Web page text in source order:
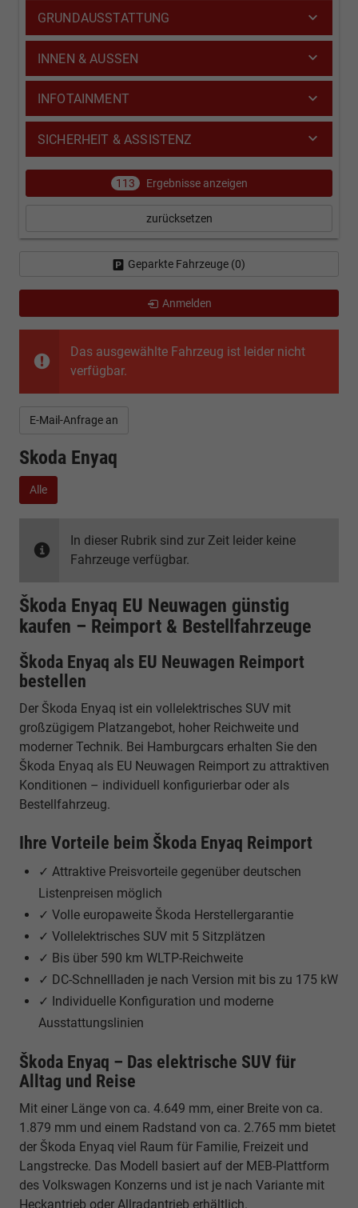
Das ausgewählte Fahrzeug ist leider nicht
verfügbar.
E-Mail-Anfrage an
Skoda Enyaq
Alle
In dieser Rubrik sind zur Zeit leider keine
Fahrzeuge verfügbar.
Škoda Enyaq EU Neuwagen günstig
kaufen – Reimport & Bestellfahrzeuge
Škoda Enyaq als EU Neuwagen Reimport
bestellen
Der Škoda Enyaq ist ein vollelektrisches SUV mit
großzügigem Platzangebot, hoher Reichweite und
moderner Technik. Bei Hamburgcars erhalten Sie den
Škoda Enyaq als EU Neuwagen Reimport zu attraktiven
Konditionen – individuell konfigurierbar oder als
Bestellfahrzeug.
Ihre Vorteile beim Škoda Enyaq Reimport
✓ Attraktive Preisvorteile gegenüber deutschen
Listenpreisen möglich
✓ Volle europaweite Škoda Herstellergarantie
✓ Vollelektrisches SUV mit 5 Sitzplätzen
✓ Bis über 590 km WLTP-Reichweite
✓ DC-Schnellladen je nach Version mit bis zu 175 kW
✓ Individuelle Konfiguration und moderne
Ausstattungslinien
Škoda Enyaq – Das elektrische SUV für
Alltag und Reise
Mit einer Länge von ca. 4.649 mm, einer Breite von ca.
1.879 mm und einem Radstand von ca. 2.765 mm bietet
der Škoda Enyaq viel Raum für Familie, Freizeit und
Langstrecke. Das Modell basiert auf der MEB-Plattform
des Volkswagen Konzerns und ist je nach Variante mit
Heckantrieb oder Allradantrieb erhältlich.
GRUNDAUSSTATTUNG
INNEN & AUSSEN
INFOTAINMENT
SICHERHEIT & ASSISTENZ
113 Ergebnisse anzeigen
zurücksetzen
Geparkte Fahrzeuge (0)
Anmelden